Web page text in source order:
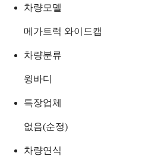
차량모델
메가트럭 와이드캡
차량분류
윙바디
특장업체
없음(순정)
차량연식